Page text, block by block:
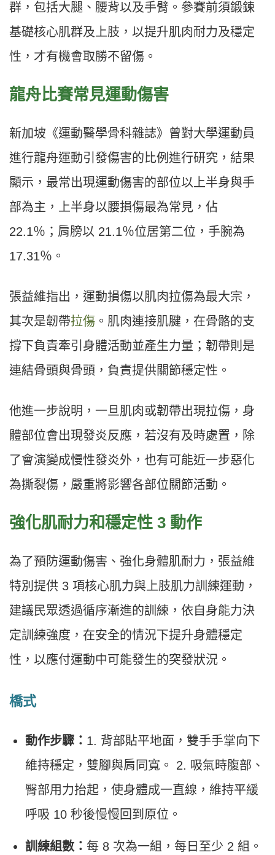
群，包括大腿、腰背以及手臂。參賽前須鍛鍊
基礎核心肌群及上肢，以提升肌肉耐力及穩定
性，才有機會取勝不留傷。
龍舟比賽常見運動傷害
新加坡《運動醫學骨科雜誌》曾對大學運動員
進行龍舟運動引發傷害的比例進行研究，結果
顯示，最常出現運動傷害的部位以上半身與手
部為主，上半身以腰損傷最為常見，佔
22.1％；肩膀以 21.1％位居第二位，手腕為
17.31％。
張益維指出，運動損傷以肌肉拉傷為最大宗，
其次是韌帶拉傷 。肌肉連接肌腱，在骨骼的支
撐下負責牽引身體活動並產生力量；韌帶則是
連結骨頭與骨頭，負責提供關節穩定性。
他進一步說明，一旦肌肉或韌帶出現拉傷，身
體部位會出現發炎反應，若沒有及時處置，除
了會演變成慢性發炎外，也有可能近一步惡化
為撕裂傷，嚴重將影響各部位關節活動。
強化肌耐力和穩定性 3 動作
為了預防運動傷害、強化身體肌耐力，張益維
特別提供 3 項核心肌力與上肢肌力訓練運動，
建議民眾透過循序漸進的訓練，依自身能力決
定訓練強度，在安全的情況下提升身體穩定
性，以應付運動中可能發生的突發狀況。
橋式
動作步驟： 1. 背部貼平地面，雙手手掌向下
維持穩定，雙腳與肩同寬。 2. 吸氣時腹部、
臀部用力抬起，使身體成一直線，維持平緩
呼吸 10 秒後慢慢回到原位。
訓練組數： 每 8 次為一組，每日至少 2 組。